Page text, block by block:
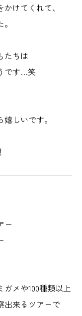
けてくれて、
たちは
です…笑
しいです。
ー
メや100種類以上
出来るツアーで